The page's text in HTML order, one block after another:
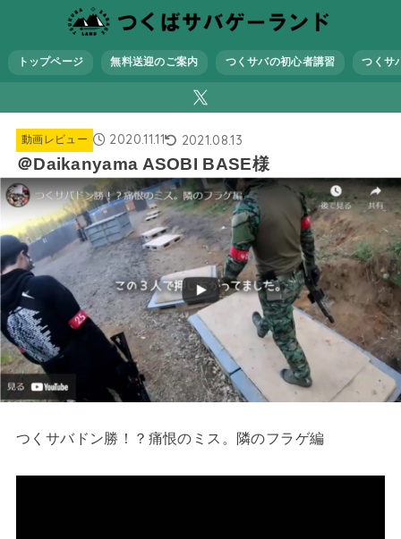
トップページ 無料送迎のご案内 つくサバの初心者講習 つくサ
動画レビュー 2020.11.11 2021.08.13
＠Daikanyama ASOBI BASE様
つくサバドン勝！？痛恨のミス。隣のフラゲ編